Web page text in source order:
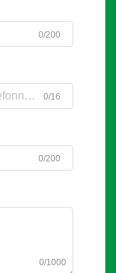
0/200
0/16
0/200
0/1000